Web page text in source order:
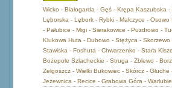
Wicko - Białogarda - Gęś - Krępa Kaszubska
Lęborska - Lębork - Rybki - Malczyce -
- Pałubice - Migi - Sierakowice - Puzdrowo -
Klukowa Huta - Dubowo - Stężyca -
Stawiska - Foshuta - Chwarzenko - Stara
Bożepole Szlacheckie - Struga - Zblewo -
Zelgoszcz - Wielki Bukowiec - Skórcz - Głuche
Jeżewnica - Recice - Grabowa Góra -